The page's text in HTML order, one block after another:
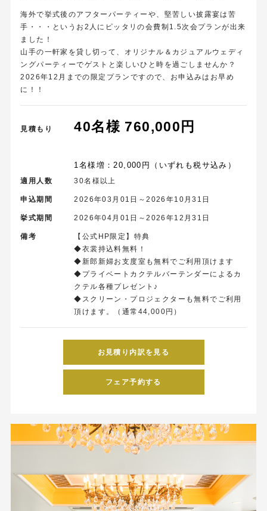
海外で挙式後のアフターパーティーや、堅苦しい披露宴は苦
手・・・というお2人にピッタリの会費制1.5次会プランが出来
ました！
山手の一軒家を貸し切って、オリジナル＆カジュアルウェディ
ングパーティーでゲストと楽しいひと時を過ごしませんか？
2026年12月までの限定プランですので、お申込みはお早め
に！！
見積もり 40名様 760,000円
1名様増：20,000円（いずれも税サ込み）
適用人数 30名様以上
申込期間 2026年03月01日～2026年10月31日
挙式期間 2026年04月01日～2026年12月31日
備考
【公式HP限定】特典
◆衣裳持込料無料！
◆新郎新婦お支度室も無料でご利用頂けます
◆プライベートカクテルバーテンダーによるカ
クテル各種プレゼント♪
◆スクリーン・プロジェクターも無料でご利用
頂けます。（通常44,000円）
お見積り内訳を見る
フェア予約する